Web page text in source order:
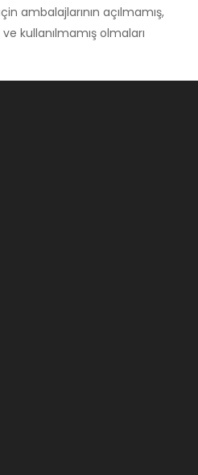
ambalajlarının açılmamış,
kullanılmamış olmaları